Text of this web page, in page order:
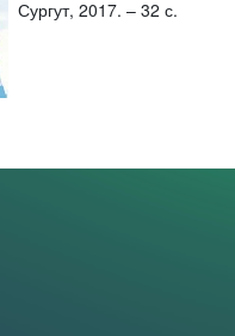
Сургут, 2017. – 32 с.